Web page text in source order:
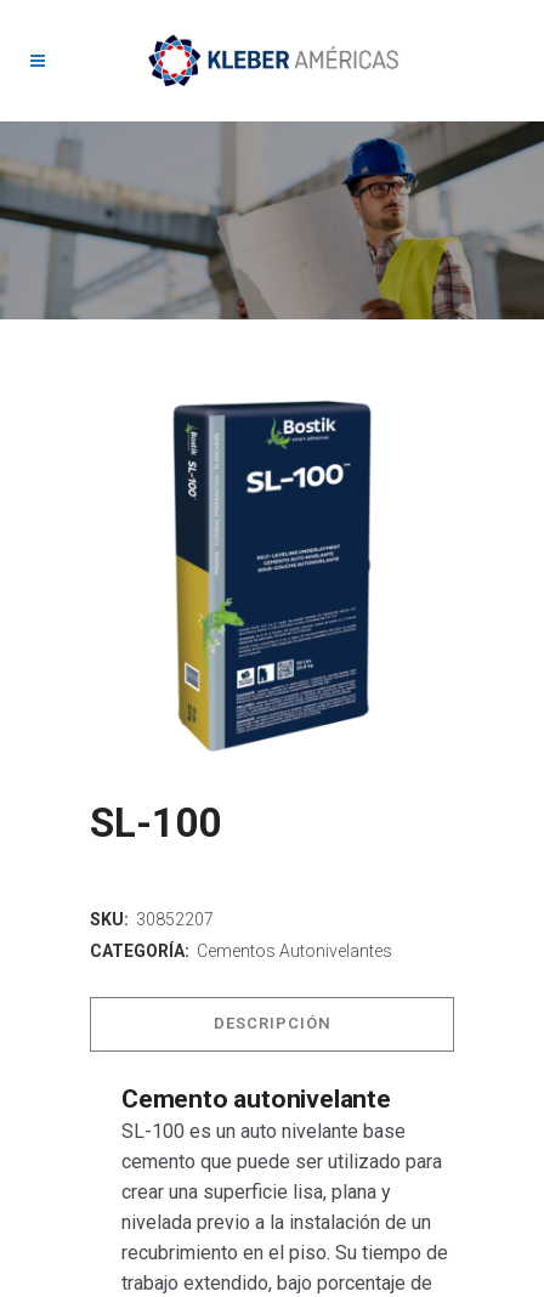
SL-100
SKU: 30852207
CATEGORÍA: Cementos Autonivelantes
DESCRIPCIÓN
Cemento autonivelante
SL-100 es un auto nivelante base
cemento que puede ser utilizado para
crear una superficie lisa, plana y
nivelada previo a la instalación de un
recubrimiento en el piso. Su tiempo de
trabajo extendido, bajo porcentaje de